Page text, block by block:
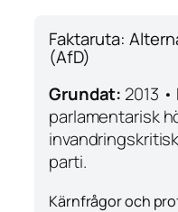
Faktaruta:
(AfD)
Grundat: 2013 •
parlamentarisk
parti.
Kärnfrågor och